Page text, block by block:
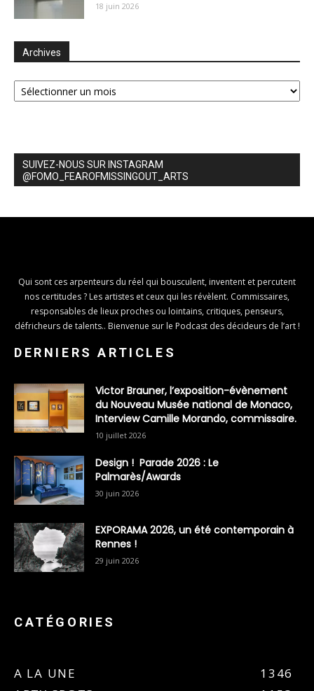
18 juin 2026
Archives
Archives
SUIVEZ-NOUS SUR INSTAGRAM
@FOMO_FEAROFMISSINGOUT_ARTS
Qui sont ces arpenteurs du réel qui bousculent, inventent et percutent
nos certitudes ? Les artistes et ceux qui les révèlent. Commissaires,
responsables de lieux proches ou lointains, critiques, penseurs,
défricheurs de talents.. Bienvenue sur le Podcast des décideurs de l’art !
DERNIERS ARTICLES
Victor Brauner, l’exposition-évènement
du Nouveau Musée national de Monaco,
Interview Camille Morando, commissaire.
10 juillet 2026
Design ! Parade 2026 : Le
Palmarès/Awards
30 juin 2026
EXPORAMA 2026, un été contemporain à
Rennes !
29 juin 2026
CATÉGORIES
A LA UNE
1346